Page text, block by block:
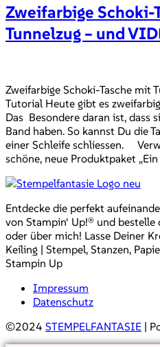
Zweifarbige Schoki-
Tunnelzug – und
Zweifarbige Schoki-Tasche mit
Tutorial Heute gibt es
Das Besondere daran ist, dass
Band haben. So kannst Du die
einer Schleife schliessen.
schöne, neue Produktpaket
Entdecke die perfekt
von Stampin‘ Up!® und
oder über mich! Lasse Deiner
Keiling | Stempel, Stanzen,
Stampin Up
Impressum
Datenschutz
©2024 STEMPELFANTASIE |